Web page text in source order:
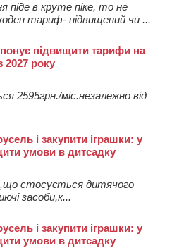
піде в круте піке, то не
тариф- підвищений чи ...
підвищити тарифи на
2027 року
2595грн./міс.незалежно від
і закупити іграшки: у
умови в дитсадку
стосується дитячого
засоби,к...
і закупити іграшки: у
умови в дитсадку